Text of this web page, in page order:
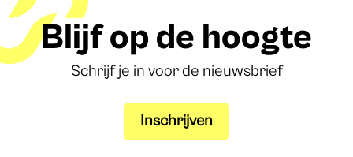
Blijf op de hoogte
Schrijf je in voor de nieuwsbrief
Inschrijven